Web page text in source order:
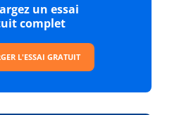
un essai
complet
L'ESSAI GRATUIT